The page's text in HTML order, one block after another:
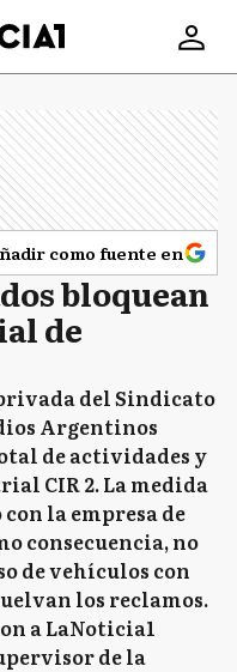
como fuente en
bloquean
de
del Sindicato
Argentinos
de actividades y
CIR 2. La medida
la empresa de
consecuencia, no
de vehículos con
los reclamos.
a LaNoticia1
de la